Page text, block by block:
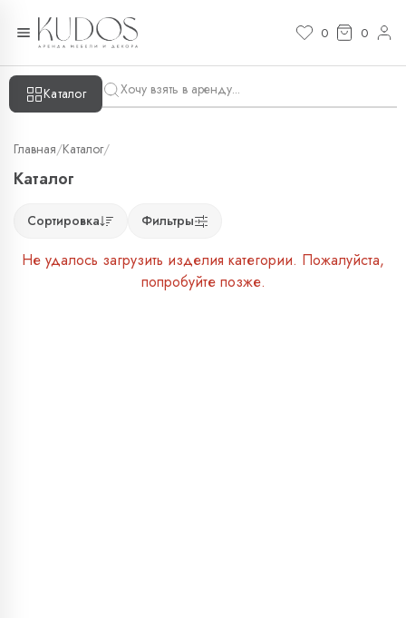
0 0
Каталог
Главная/Каталог/
Каталог
Сортировка Фильтры
Не удалось загрузить изделия категории. Пожалуйста,
попробуйте позже.